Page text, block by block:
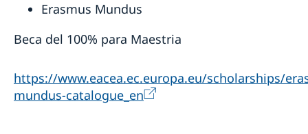
Erasmus Mundus
Beca del 100% para Maestria
https://www.eacea.ec.europa.eu/scholarships/
mundus-catalogue_en